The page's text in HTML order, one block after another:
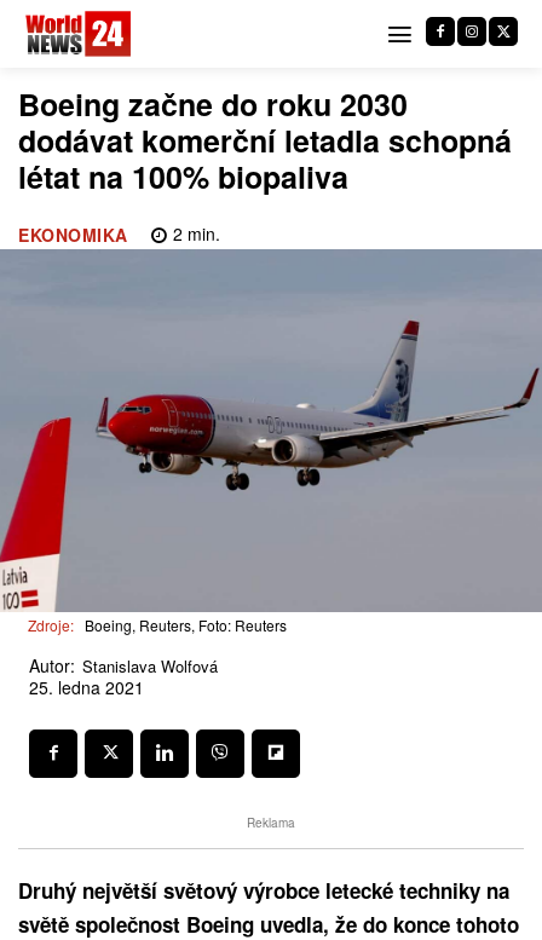
Boeing začne do roku 2030
dodávat komerční letadla schopná
létat na 100% biopaliva
EKONOMIKA 2 min.
Zdroje: Boeing, Reuters, Foto: Reuters
Autor: Stanislava Wolfová
25. ledna 2021
Reklama
Druhý největší světový výrobce letecké techniky na
světě společnost Boeing uvedla, že do konce tohoto